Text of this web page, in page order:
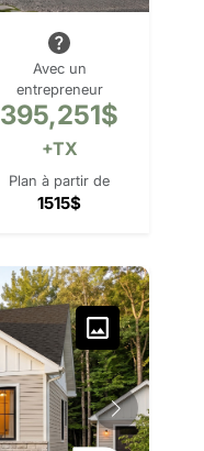
Avec un
entrepreneur
395,251$
+TX
Plan à partir de
1515$